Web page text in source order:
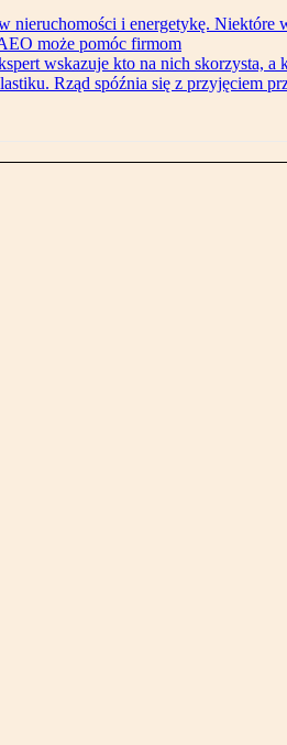
nieruchomości i energetykę. Niektóre
może pomóc firmom
wskazuje kto na nich skorzysta, a
Rząd spóźnia się z przyjęciem